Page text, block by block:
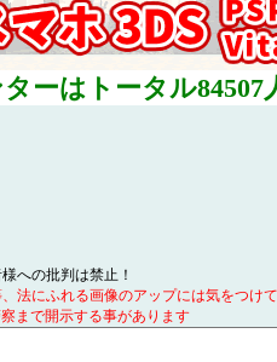
ーはトータル84507
への批判は禁止！
法にふれる画像のアップには気をつけ
まで開示する事があります